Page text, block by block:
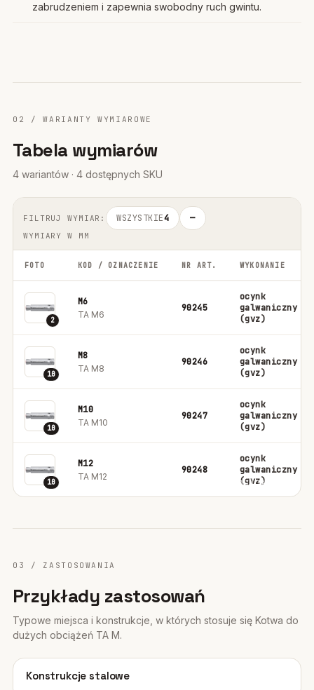
zabrudzeniem i zapewnia swobodny ruch gwintu.
02 / WARIANTY WYMIAROWE
Tabela wymiarów
4 wariantów · 4 dostępnych SKU
FILTRUJ WYMIAR: WSZYSTKIE4 —
WYMIARY W MM
FOTO KOD / OZNACZENIE NR ART. WYKONANIE
2
M6
TA M6
90245
ocynk
galwaniczny
(gvz)
10
M8
TA M8
90246
ocynk
galwaniczny
(gvz)
10
M10
TA M10
90247
ocynk
galwaniczny
(gvz)
10
M12
TA M12
90248
ocynk
galwaniczny
(gvz)
03 / ZASTOSOWANIA
Przykłady zastosowań
Typowe miejsca i konstrukcje, w których stosuje się Kotwa do
dużych obciążeń TA M.
01
Konstrukcje stalowe